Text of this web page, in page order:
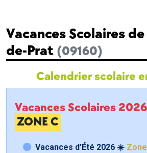
Vacances Scolaires
de-Prat (09160)
Calendrier scolaire
Vacances Scolaires
ZONE C
Vacances d’Été 2026 ☀️